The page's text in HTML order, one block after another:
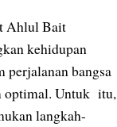
Ahlul Bait
kehidupan
perjalanan bangsa
optimal. Untuk itu,
langkah-